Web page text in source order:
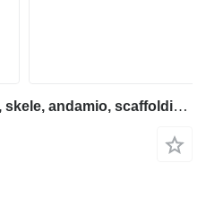
Plettac Distribution Schele, skele, andamio, scaffolding, pastoliai, tellingud, modul